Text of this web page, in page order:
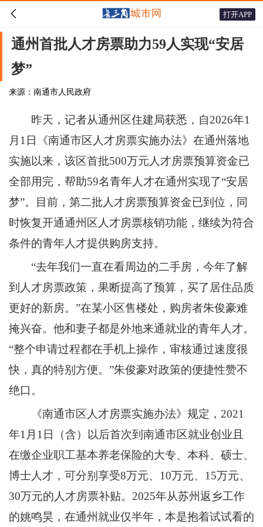
 打开APP
通州首批人才房票助力59人实现“安居
梦”
来源：南通市人民政府
昨天，记者从通州区住建局获悉，自2026年1
月1日《南通市区人才房票实施办法》在通州落地
实施以来，该区首批500万元人才房票预算资金已
全部用完，帮助59名青年人才在通州实现了“安居
梦”。目前，第二批人才房票预算资金已到位，同
时恢复开通通州区人才房票核销功能，继续为符合
条件的青年人才提供购房支持。
“去年我们一直在看周边的二手房，今年了解
到人才房票政策，果断提高了预算，买了居住品质
更好的新房。”在某小区售楼处，购房者朱俊豪难
掩兴奋。他和妻子都是外地来通就业的青年人才。
“整个申请过程都在手机上操作，审核通过速度很
快，真的特别方便。”朱俊豪对政策的便捷性赞不
绝口。
《南通市区人才房票实施办法》规定，2021
年1月1日（含）以后首次到南通市区就业创业且
在缴企业职工基本养老保险的大专、本科、硕士、
博士人才，可分别享受8万元、10万元、15万元、
30万元的人才房票补贴。2025年从苏州返乡工作
的姚鸣昊，在通州就业仅半年，本是抱着试试看的